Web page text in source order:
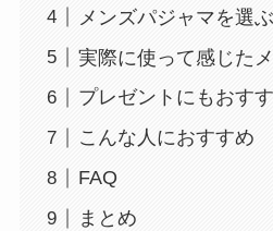
メンズパジャマを選
実際に使って感じた
プレゼントにもおす
こんな人におすすめ
FAQ
まとめ